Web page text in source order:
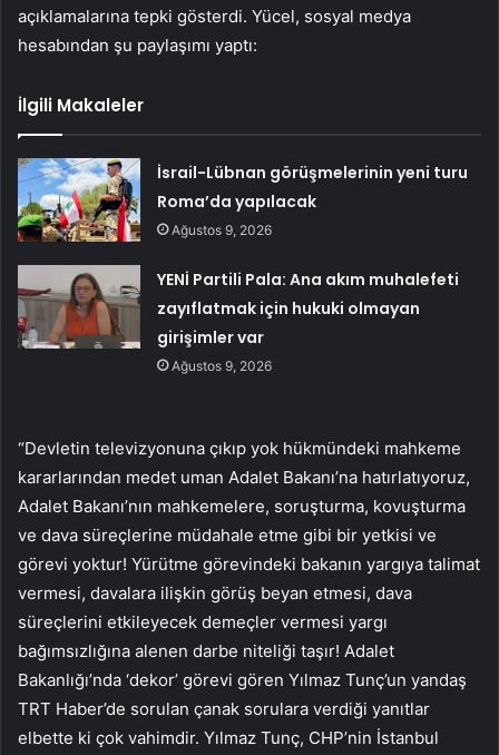
açıklamalarına tepki gösterdi. Yücel, sosyal medya
hesabından şu paylaşımı yaptı:
İlgili Makaleler
İsrail-Lübnan görüşmelerinin yeni turu
Roma’da yapılacak
Ağustos 9, 2026
YENİ Partili Pala: Ana akım muhalefeti
zayıflatmak için hukuki olmayan
girişimler var
Ağustos 9, 2026
“Devletin televizyonuna çıkıp yok hükmündeki mahkeme
kararlarından medet uman Adalet Bakanı’na hatırlatıyoruz,
Adalet Bakanı’nın mahkemelere, soruşturma, kovuşturma
ve dava süreçlerine müdahale etme gibi bir yetkisi ve
görevi yoktur! Yürütme görevindeki bakanın yargıya talimat
vermesi, davalara ilişkin görüş beyan etmesi, dava
süreçlerini etkileyecek demeçler vermesi yargı
bağımsızlığına alenen darbe niteliği taşır! Adalet
Bakanlığı’nda ‘dekor’ görevi gören Yılmaz Tunç’un yandaş
TRT Haber’de sorulan çanak sorulara verdiği yanıtlar
elbette ki çok vahimdir. Yılmaz Tunç, CHP’nin İstanbul